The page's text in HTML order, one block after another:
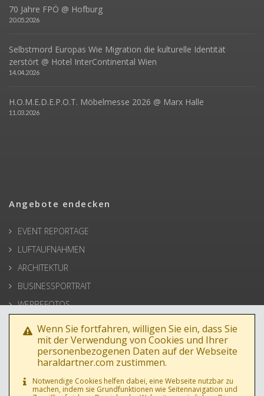
70 Jahre FPÖ @ Hofburg
20.05.2026
Selbstmord Europas Wie Migration die kulturelle Identität
zerstört @ Hotel InterContinental Wien
14.04.2026
H.O.M.E.D.E.P.O.T. Möbelmesse 2026 @ Marx Halle
11.03.2026
Angebote endecken
EVENT REPORTAGE
LUFTAUFNAHMEN
ARCHITEKTUR
BUSINESSPORTRAIT
WERBEFOTOS
HOCHZEIT
PRESSE
Wenn Sie fortfahren, willigen Sie ein, dass Sie
mit der Verwendung von Cookies und Ihrer
personenbezogenen Daten auf der Webseite
haraldartner.com zustimmen.
Notwendige Cookies helfen dabei, eine Webseite nutzbar zu
machen, indem sie Grundfunktionen wie Seitennavigation und